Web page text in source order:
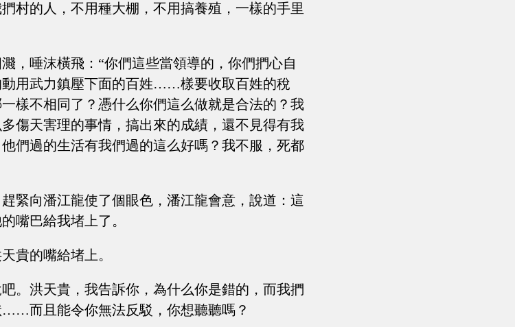
村的人，不用種大棚，不用搞養殖，一樣的手里
，唾沫橫飛：“你們這些當領導的，你們捫心自
動用武力鎮壓下面的百姓……樣要收取百姓的稅
樣不相同了？憑什么你們這么做就是合法的？我
傷天害理的事情，搞出來的成績，還不見得有我
們過的生活有我們過的這么好嗎？我不服，死都
緊向潘江龍使了個眼色，潘江龍會意，說道：這
嘴巴給我堵上了。
貴的嘴給堵上。
。洪天貴，我告訴你，為什么你是錯的，而我捫
而且能令你無法反駁，你想聽聽嗎？